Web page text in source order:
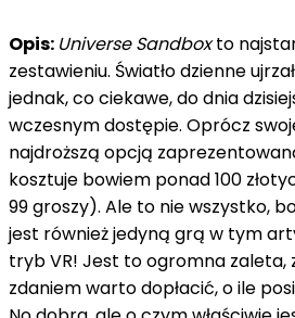
Opis: Universe Sandboxto
zestawieniu. Światło dzienne
jednak, co ciekawe, do dnia
wczesnym dostępie. Oprócz
najdroższą opcją
kosztuje bowiem ponad 100
99 groszy). Ale to nie wszystko,
jest również jedyną grą w tym
tryb VR! Jest to ogromna zaleta,
zdaniem warto dopłacić, o ile